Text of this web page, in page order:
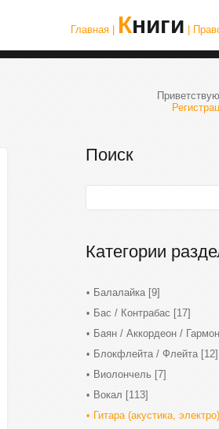
Главная | Книги |
Поиск
Категории
Балалайка [9]
Бас / Контрабас [17]
Баян / Аккордеон /
Блокфлейта / Флейта [12]
Виолончель [7]
Вокал [113]
Гитара (акустика, электро)